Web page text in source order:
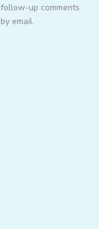
follow-up comments
by email.